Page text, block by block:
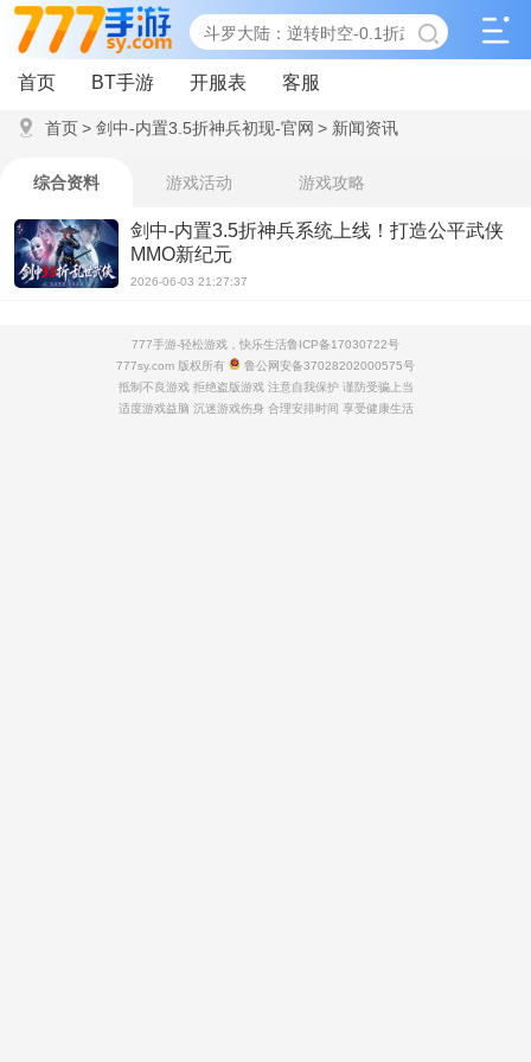
首页 BT手游 开服表 客服
首页> 剑中-内置3.5折神兵初现-官网 > 新闻资讯
综合资料 游戏活动 游戏攻略
剑中-内置3.5折神兵系统上线！打造公平武侠
MMO新纪元
2026-06-03 21:27:37
777手游-轻松游戏，快乐生活鲁ICP备17030722号
777sy.com 版权所有
鲁公网安备37028202000575号
抵制不良游戏 拒绝盗版游戏 注意自我保护 谨防受骗上当
适度游戏益脑 沉迷游戏伤身 合理安排时间 享受健康生活